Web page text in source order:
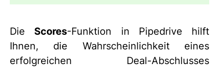
Die Scores-Funktion in Pipedrive hilft
Ihnen, die Wahrscheinlichkeit eines
erfolgreichen Deal-Abschlusses